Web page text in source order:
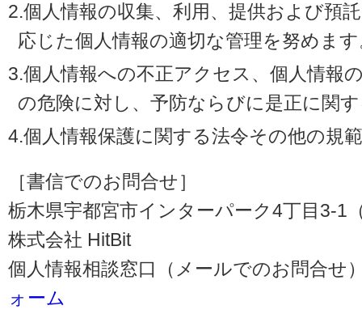
2.個人情報の収集、利用、提供および預
応じた個人情報の適切な管理を努めま
3.個人情報への不正アクセス、個人情報
の危険に対し、予防ならびに是正に関
4.個人情報保護に関する法令その他の規
［書信でのお問合せ］
栃木県宇都宮市インターパーク4丁目3-1
株式会社 HitBit
個人情報相談窓口（メールでのお問合せ
ォーム